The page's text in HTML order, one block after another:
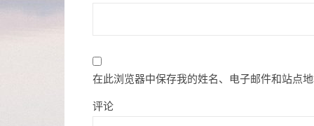
在此浏览器中保存我的姓名、电子邮件和站点
评论